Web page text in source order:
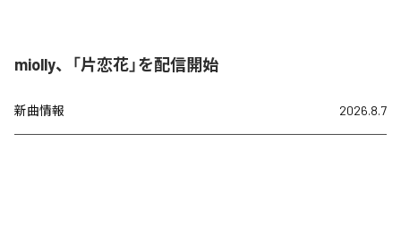
miolly、「片恋花」を配信開始
新曲情報 2026.8.7